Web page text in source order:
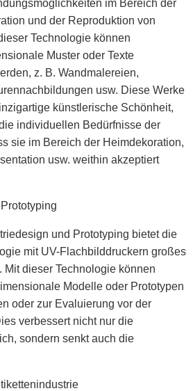
im Bereich der
und der Reproduktion von
Technologie können
Muster oder Texte
z. B. Wandmalereien,
usw. Diese Werke
künstlerische Schönheit,
individuellen Bedürfnisse der
sie im Bereich der Heimdekoration,
usw. weithin akzeptiert
und Prototyping bietet die
mit UV-Flachbilddruckern großes
dieser Technologie können
Modelle oder Prototypen
oder zur Evaluierung vor der
verbessert nicht nur die
sondern senkt auch die